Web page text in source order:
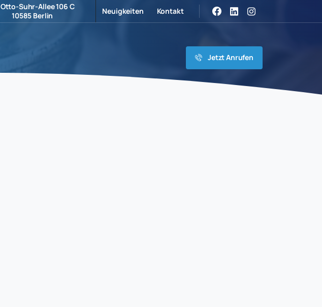
Otto-Suhr-Allee 106 C
10585 Berlin
Neuigkeiten Kontakt
Jetzt Anrufen